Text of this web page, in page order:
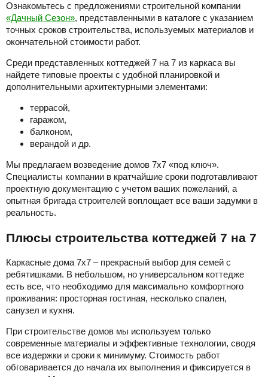
Ознакомьтесь с предложениями строительной компании
«Дачный Сезон», представленными в каталоге с указанием
точных сроков строительства, используемых материалов и
окончательной стоимости работ.
Среди представленных коттеджей 7 на 7 из каркаса вы
найдете типовые проекты с удобной планировкой и
дополнительными архитектурными элементами:
террасой,
гаражом,
балконом,
верандой и др.
Мы предлагаем возведение домов 7х7 «под ключ».
Специалисты компании в кратчайшие сроки подготавливают
проектную документацию с учетом ваших пожеланий, а
опытная бригада строителей воплощает все ваши задумки в
реальность.
Плюсы строительства коттеджей 7 на 7
Каркасные дома 7х7 – прекрасный выбор для семей с
ребятишками. В небольшом, но универсальном коттедже
есть все, что необходимо для максимально комфортного
проживания: просторная гостиная, несколько спален,
санузел и кухня.
При строительстве домов мы используем только
современные материалы и эффективные технологии, сводя
все издержки и сроки к минимуму. Стоимость работ
обговаривается до начала их выполнения и фиксируется в